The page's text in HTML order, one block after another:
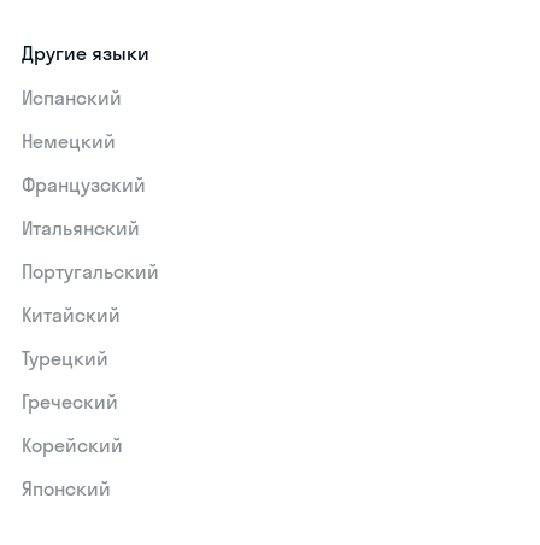
Другие языки
Испанский
Немецкий
Французский
Итальянский
Португальский
Китайский
Турецкий
Греческий
Корейский
Японский